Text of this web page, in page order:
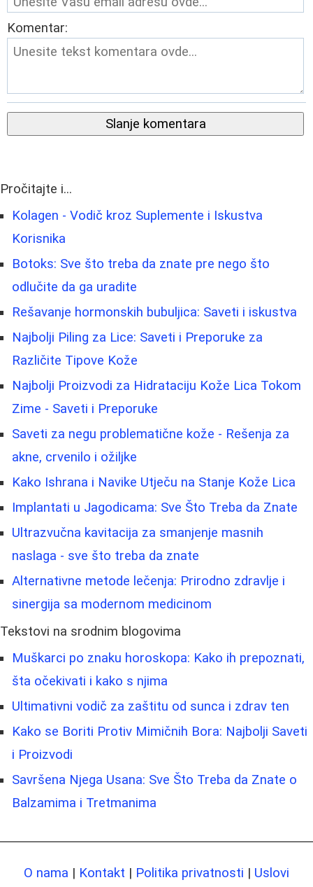
Komentar:
Slanje komentara
Pročitajte i...
Kolagen - Vodič kroz Suplemente i Iskustva
Korisnika
Botoks: Sve što treba da znate pre nego što
odlučite da ga uradite
Rešavanje hormonskih bubuljica: Saveti i iskustva
Najbolji Piling za Lice: Saveti i Preporuke za
Različite Tipove Kože
Najbolji Proizvodi za Hidrataciju Kože Lica Tokom
Zime - Saveti i Preporuke
Saveti za negu problematične kože - Rešenja za
akne, crvenilo i ožiljke
Kako Ishrana i Navike Utječu na Stanje Kože Lica
Implantati u Jagodicama: Sve Što Treba da Znate
Ultrazvučna kavitacija za smanjenje masnih
naslaga - sve što treba da znate
Alternativne metode lečenja: Prirodno zdravlje i
sinergija sa modernom medicinom
Tekstovi na srodnim blogovima
Muškarci po znaku horoskopa: Kako ih prepoznati,
šta očekivati i kako s njima
Ultimativni vodič za zaštitu od sunca i zdrav ten
Kako se Boriti Protiv Mimičnih Bora: Najbolji Saveti
i Proizvodi
Savršena Njega Usana: Sve Što Treba da Znate o
Balzamima i Tretmanima
O nama | Kontakt | Politika privatnosti | Uslovi